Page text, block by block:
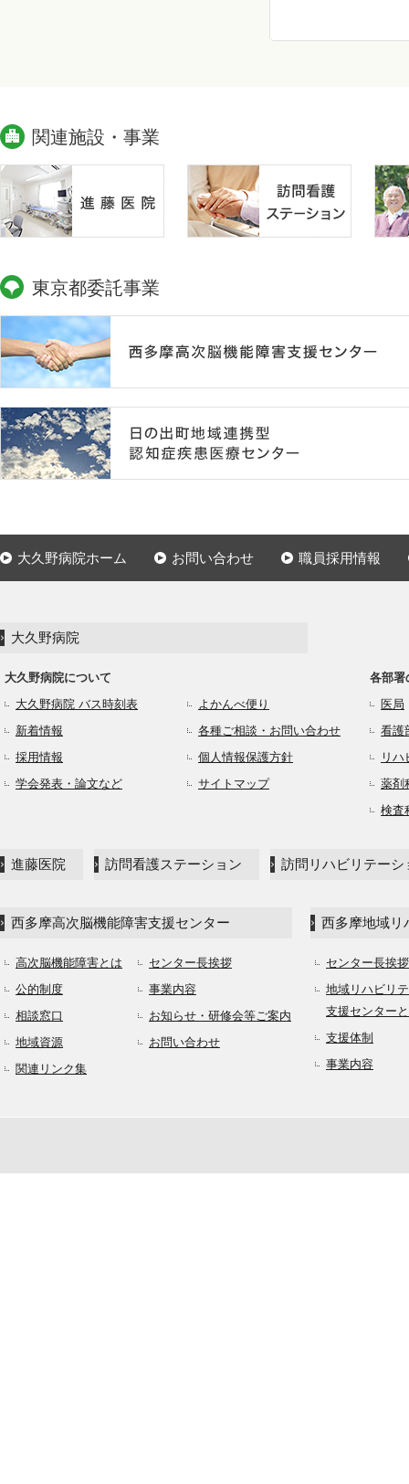
関連施設・事業
東京都委託事業
大久野病院ホーム お問い合わせ 職員採用情報
大久野病院
大久野病院について
大久野病院 バス時刻表
よかんべ便り
新着情報
各種ご相談・お問い合わせ
採用情報
個人情報保護方針
学会発表・論文など
サイトマップ
各部署
医局
看護
リ
薬剤
検査
進藤医院 訪問看護ステーション 訪問リハビリテーシ
西多摩高次脳機能障害支援センター
高次脳機能障害とは
公的制度
相談窓口
地域資源
関連リンク集
センター長挨拶
事業内容
お知らせ・研修会等ご案内
お問い合わせ
西多摩地域リ
センター長挨拶
地域リハビリ
支援センター
支援体制
事業内容